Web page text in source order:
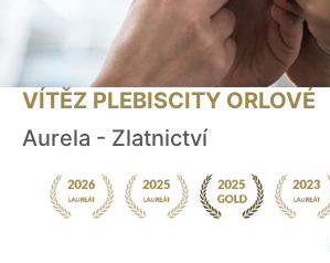
VÍTĚZ PLEBISCITY ORLOVÉ
Aurela - Zlatnictví